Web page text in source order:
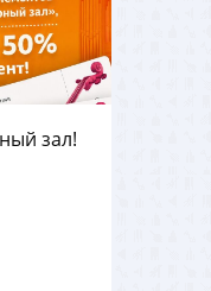
зал!